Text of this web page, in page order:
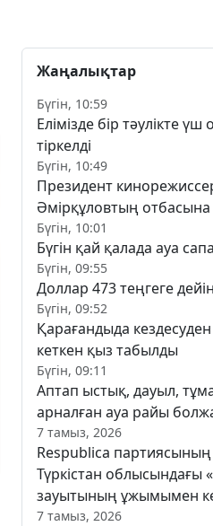
Жаңалықтар
Бүгін, 10:59
Елімізде бір тәулікте үш
тіркелді
Бүгін, 10:49
Президент
Әмірқұловтың отбасына
Бүгін, 10:01
Бүгін қай қалада ауа
Бүгін, 09:55
Доллар 473 теңгеге
Бүгін, 09:52
Қарағандыда
кеткен қыз табылды
Бүгін, 09:11
Аптап ыстық, дауыл,
арналған ауа райы
7 тамыз, 2026
Respublica партиясының
Түркістан облысындағы
зауытының ұжымымен
7 тамыз, 2026